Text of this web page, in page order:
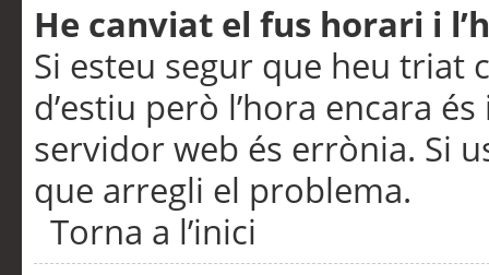
He canviat el fus horari i
Si esteu segur que heu triat
d’estiu però l’hora encara
servidor web és errònia. Si
que arregli el problema.
Torna a l’inici